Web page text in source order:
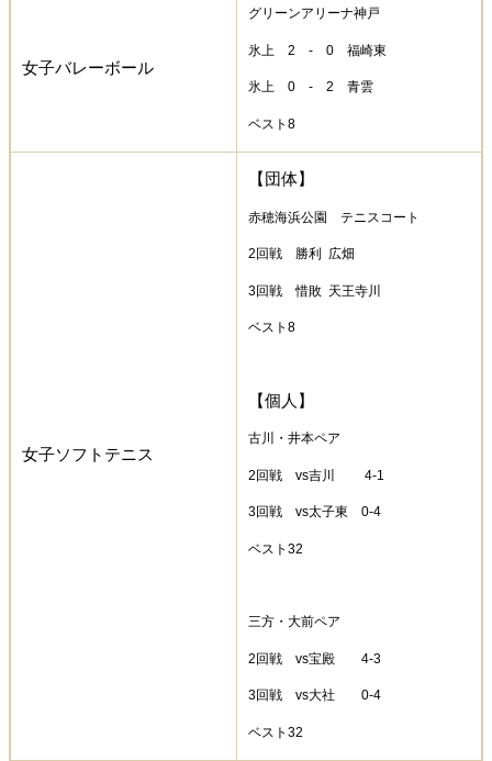
女子バレーボール
グリーンアリーナ神戸
氷上 2 - 0 福崎東
氷上 0 - 2 青雲
ベスト8
女子ソフトテニス
【団体】
赤穂海浜公園 テニスコート
2回戦 勝利 広畑
3回戦 惜敗 天王寺川
ベスト8
【個人】
古川・井本ペア
2回戦 vs吉川 4-1
3回戦 vs太子東 0-4
ベスト32
三方・大前ペア
2回戦 vs宝殿 4-3
3回戦 vs大社 0-4
ベスト32